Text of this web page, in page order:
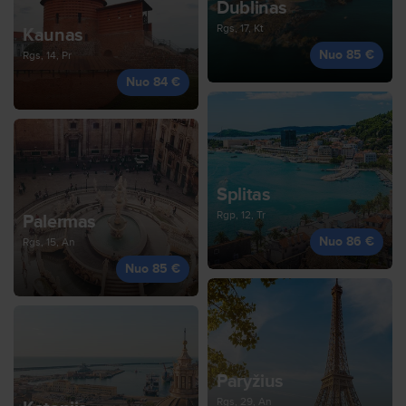
Kaunas
Rgs, 14, Pr
Nuo 84 €
Dublinas
Rgs, 17, Kt
Nuo 85 €
Palermas
Rgs, 15, An
Nuo 85 €
Splitas
Rgp, 12, Tr
Nuo 86 €
Paryžius
Rgs, 29, An